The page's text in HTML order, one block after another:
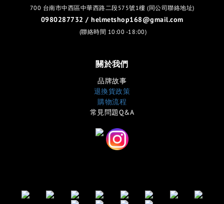
700 台南市中西區中華西路二段575號1樓 (同公司聯絡地址)
0980287732 / helmetshop168@gmail.com
(聯絡時間 10:00 -18:00)
關於我們
品牌故事
退換貨政策
購物流程
常見問題Q&A